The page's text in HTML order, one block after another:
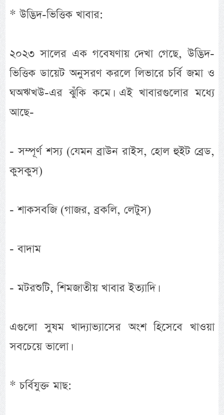
* উদ্ভিদ-ভিত্তিক খাবার:
২০২৩ সালের এক গবেষণায় দেখা গেছে, উদ্ভিদ-
ভিত্তিক ডায়েট অনুসরণ করলে লিভারে চর্বি জমা ও
ঘঅঋখউ-এর ঝুঁকি কমে। এই খাবারগুলোর মধ্যে
আছে-
- সম্পূর্ণ শস্য (যেমন ব্রাউন রাইস, হোল হুইট ব্রেড,
কুসকুস)
- শাকসবজি (গাজর, ব্রকলি, লেটুস)
- বাদাম
- মটরশুটি, শিমজাতীয় খাবার ইত্যাদি।
এগুলো সুষম খাদ্যাভ্যাসের অংশ হিসেবে খাওয়া
সবচেয়ে ভালো।
* চর্বিযুক্ত মাছ: